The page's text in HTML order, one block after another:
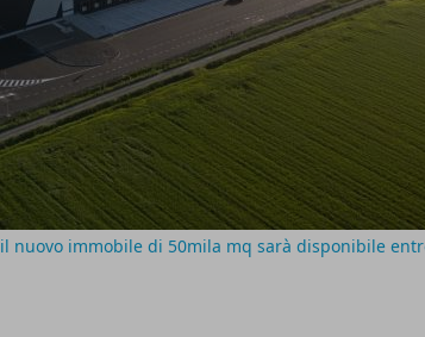
il nuovo immobile di 50mila mq sarà disponibile